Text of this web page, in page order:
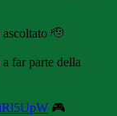
ascoltato 🫡
far parte della
🎮